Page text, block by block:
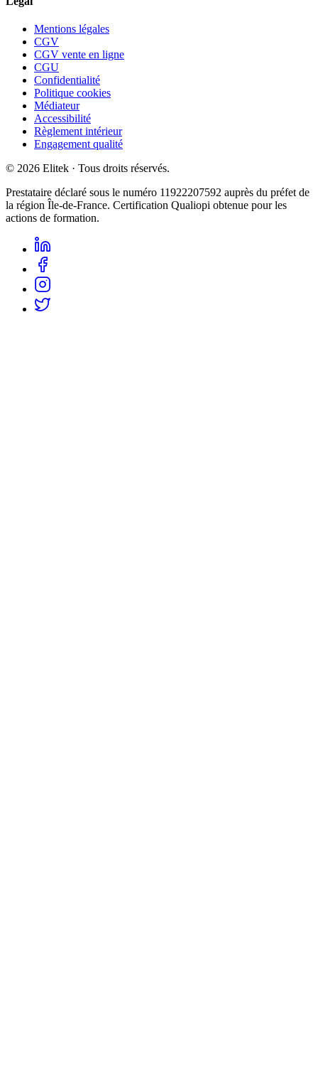
Mentions légales
CGV
CGV vente en ligne
CGU
Confidentialité
Politique cookies
Médiateur
Accessibilité
Règlement intérieur
Engagement qualité
© 2026 Elitek · Tous droits réservés.
Prestataire déclaré sous le numéro 11922207592 auprès du préfet de
la région Île-de-France. Certification Qualiopi obtenue pour les
actions de formation.